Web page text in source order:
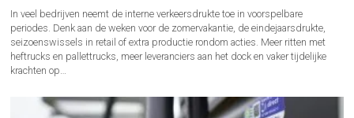
In veel bedrijven neemt de interne verkeersdrukte toe in voorspelbare
periodes. Denk aan de weken voor de zomervakantie, de eindejaarsdrukte,
seizoenswissels in retail of extra productie rondom acties. Meer ritten met
heftrucks en pallettrucks, meer leveranciers aan het dock en vaker tijdelijke
krachten op…